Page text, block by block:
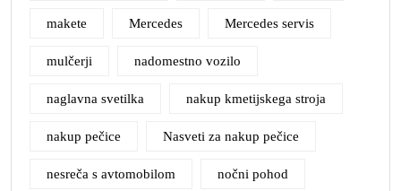
makete Mercedes Mercedes servis
mulčerji nadomestno vozilo
naglavna svetilka nakup kmetijskega stroja
nakup pečice Nasveti za nakup pečice
nesreča s avtomobilom nočni pohod